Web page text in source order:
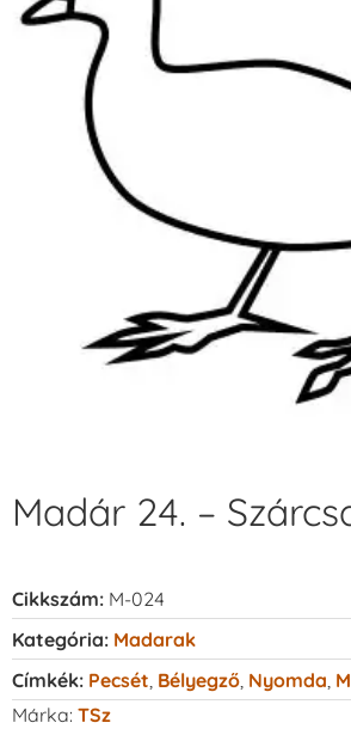
Madár 24. –
Cikkszám: M-024
Kategória: Madarak
Címkék: Pecsét Bélyegző Nyomda
Márka: TSz